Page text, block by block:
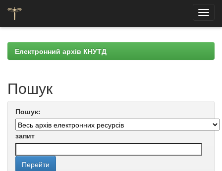
navigationЕлектронний архів КНУТД
Пошук
Пошук:
запит